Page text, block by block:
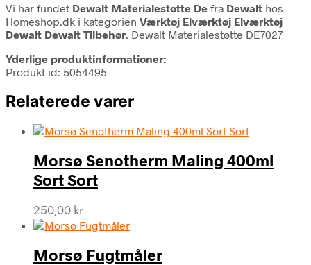
Vi har fundet Dewalt Materialestøtte De fra Dewalt hos
Homeshop.dk i kategorien Værktøj Elværktøj Elværktøj
Dewalt Dewalt Tilbehør. Dewalt Materialestøtte DE7027
Yderlige produktinformationer:
Produkt id: 5054495
Relaterede varer
Morsø Senotherm Maling 400ml
Sort Sort
250,00 kr.
Morsø Fugtmåler